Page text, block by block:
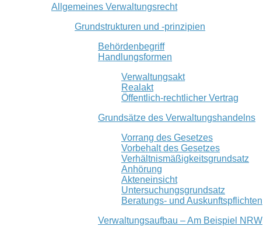
Allgemeines Verwaltungsrecht
Grundstrukturen und -prinzipien
Behördenbegriff
Handlungsformen
Verwaltungsakt
Realakt
Öffentlich-rechtlicher Vertrag
Grundsätze des Verwaltungshandelns
Vorrang des Gesetzes
Vorbehalt des Gesetzes
Verhältnismäßigkeitsgrundsatz
Anhörung
Akteneinsicht
Untersuchungsgrundsatz
Beratungs- und Auskunftspflichten
Verwaltungsaufbau – Am Beispiel NRW